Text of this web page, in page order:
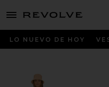
menu - shows more content
LO NUEVO DE HOY